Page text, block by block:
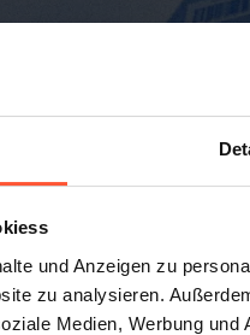
und Anzeigen zu
zu analysieren.
Medien, Werbung